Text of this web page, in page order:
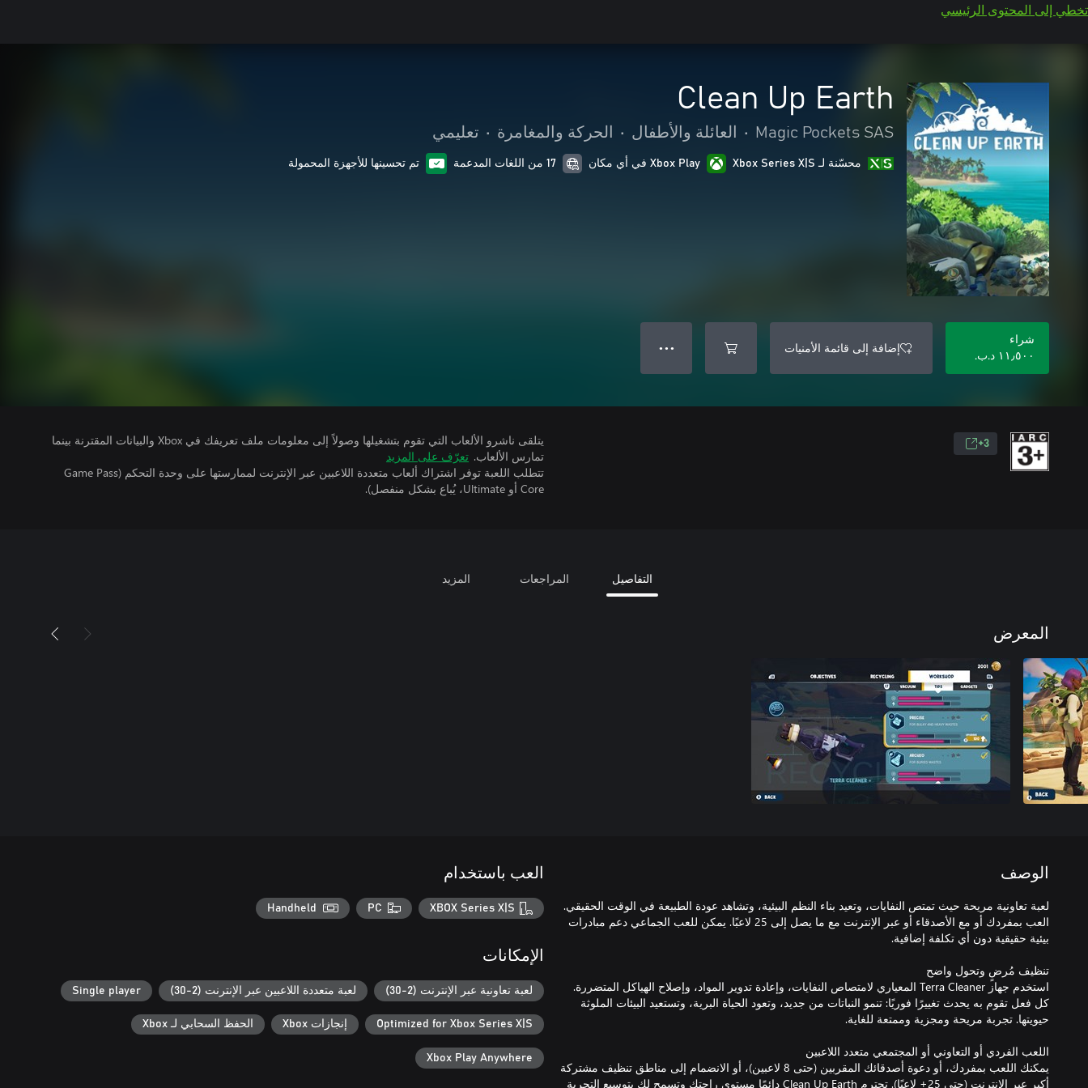
تخطي إلى المحتوى الرئيسي
Clean Up Earth
Magic Pockets SAS
• العائلة والأطفال • الحركة والمغامرة • تعليمي
محسّنة لـ Xbox Series X|S Xbox Play في أي مكان 17 من اللغات المدعمة تم تحسينها للأجهزة المحمولة
شراء
١١٫٥٠٠ د.ب.‏
إضافة إلى قائمة الأمنيات ● ● ●
3+
يتلقى ناشرو الألعاب التي تقوم بتشغيلها وصولاً إلى معلومات ملف تعريفك في Xbox والبيانات المقترنة بينما
تمارس الألعاب. تعرّف على المزيد
تتطلب اللعبة توفر اشتراك ألعاب متعددة اللاعبين عبر الإنترنت لممارستها على وحدة التحكم (Game Pass
Core أو Ultimate، يُباع بشكل منفصل).
التفاصيل المراجعات المزيد
المعرض
الوصف
لعبة تعاونية مريحة حيث تمتص النفايات، وتعيد بناء النظم البيئية، وتشاهد عودة الطبيعة في الوقت الحقيقي.
العب بمفردك أو مع الأصدقاء أو عبر الإنترنت مع ما يصل إلى 25 لاعبًا. يمكن للعب الجماعي دعم مبادرات
استخدم جهاز Terra Cleaner المعياري لامتصاص النفايات، وإعادة تدوير المواد، وإصلاح الهياكل المتضررة.
كل فعل تقوم به يحدث تغييرًا فوريًا: تنمو النباتات من جديد، وتعود الحياة البرية، وتستعيد البيئات الملوثة
يمكنك اللعب بمفردك، أو دعوة أصدقائك المقربين (حتى 8 لاعبين)، أو الانضمام إلى مناطق تنظيف مشتركة
أكبر عبر الإنترنت (حتى 25+ لاعبًا). تحترم Clean Up Earth دائمًا مستوى راحتك وتسمح لك بتوسيع التجربة
العب باستخدام
XBOX Series X|S
PC
Handheld
الإمكانات
لعبة تعاونية عبر الإنترنت (2-30) لعبة متعددة اللاعبين عبر الإنترنت (2-30) Single player
Optimized for Xbox Series X|S إنجازات Xbox الحفظ السحابي لـ Xbox
Xbox Play Anywhere